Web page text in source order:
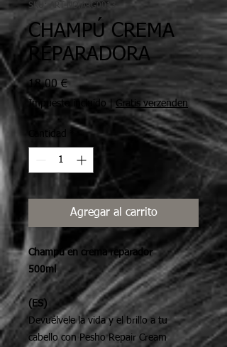
SKU: ART-NO.ARG0013
CHAMPÚ CREMA
REPARADORA
18,00 €Precio
Impuesto incluido Gratis verzenden
Cantidad
Agregar al carrito
Champú en crema reparador
500ml
(ES)
Devuélvele la vida y el brillo a tu
cabello con Pesho Repair Cream